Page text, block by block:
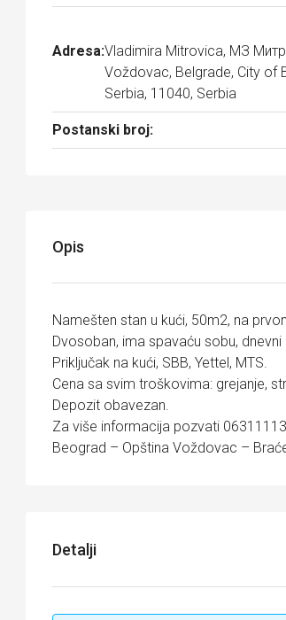
Adresa:Vladimira Mitrovica, МЗ
Voždovac, Belgrade, City of
Serbia, 11040, Serbia
Postanski broj:
Opis
Namešten stan u kući, 50m2, na
Dvosoban, ima spavaću sobu, dnevni
Priključak na kući, SBB, Yettel, MTS.
Cena sa svim troškovima: grejanje,
Depozit obavezan.
Za više informacija pozvati
Beograd – Opština Voždovac –
Detalji